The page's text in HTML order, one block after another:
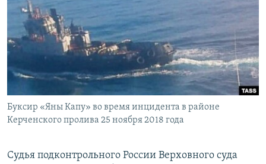
СОВЕТЫ ПРАВОЗАЩИТНИКОВ
ПРОПАВШИЕ БЕЗ ВЕСТИ
ПОБЕДИТЕЛЕЙ НЕ СУДЯТ?
КРЫМ.НЕПОКОРЕННЫЙ
УКРАИНСКАЯ ПРОБЛЕМА КРЫМА
Qırımtatar
ПРИСОЕДИНЯЙТЕСЬ!
Все сайты RFE/RL
Буксир «Яны Капу» во время инцидента в районе
Керченского пролива 25 ноября 2018 года
Судья подконтрольного России Верховного суда